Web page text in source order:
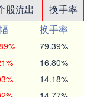
股流出
换手率
换手率
79.39%
16.80%
14.18%